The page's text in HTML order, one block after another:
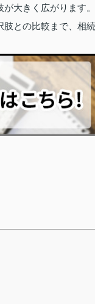
が大きく広がります。
肢との比較まで、相続